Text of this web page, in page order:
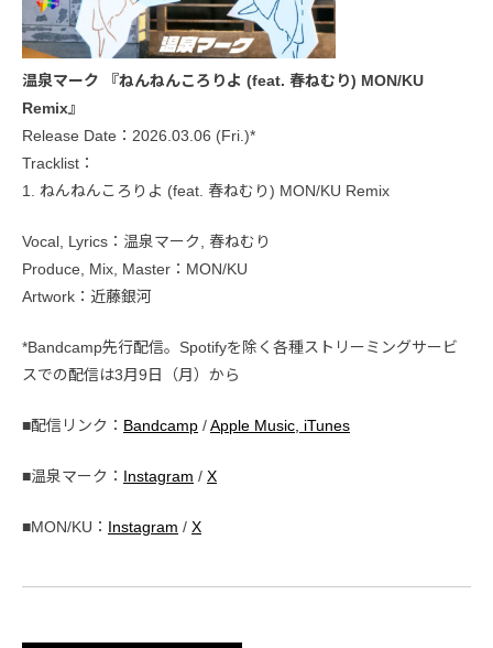
温泉マーク 『ねんねんころりよ (feat. 春ねむり) MON/KU
Remix』
Release Date：2026.03.06 (Fri.)*
Tracklist：
1. ねんねんころりよ (feat. 春ねむり) MON/KU Remix
Vocal, Lyrics：温泉マーク, 春ねむり
Produce, Mix, Master：MON/KU
Artwork：近藤銀河
*Bandcamp先行配信。Spotifyを除く各種ストリーミングサービ
スでの配信は3月9日（月）から
■配信リンク： Bandcamp /Apple Music, iTunes
■温泉マーク： Instagram / X
■MON/KU： Instagram / X